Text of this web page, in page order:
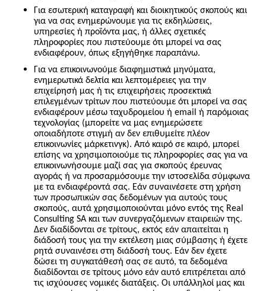
Για εσωτερική καταγραφή και διοικητικούς σκοπούς και
για να σας ενημερώνουμε για τις εκδηλώσεις,
υπηρεσίες ή προϊόντα μας, ή άλλες σχετικές
πληροφορίες που πιστεύουμε ότι μπορεί να σας
ενδιαφέρουν, όπως εξηγήθηκε παραπάνω.
Για να επικοινωνούμε διαφημιστικά μηνύματα,
ενημερωτικά δελτία και λεπτομέρειες για την
επιχείρησή μας ή τις επιχειρήσεις προσεκτικά
επιλεγμένων τρίτων που πιστεύουμε ότι μπορεί να σας
ενδιαφέρουν μέσω ταχυδρομείου ή email ή παρόμοιας
τεχνολογίας (μπορείτε να μας ενημερώσετε
οποιαδήποτε στιγμή αν δεν επιθυμείτε πλέον
επικοινωνίες μάρκετινγκ). Από καιρό σε καιρό, μπορεί
επίσης να χρησιμοποιούμε τις πληροφορίες σας για να
επικοινωνήσουμε μαζί σας για σκοπούς έρευνας
αγοράς ή να προσαρμόσουμε την ιστοσελίδα σύμφωνα
με τα ενδιαφέροντά σας. Εάν συναινέσετε στη χρήση
των προσωπικών σας δεδομένων για αυτούς τους
σκοπούς, αυτά χρησιμοποιούνται μόνο εντός της Real
Consulting SA και των συνεργαζόμενων εταιρειών της.
Δεν διαδίδονται σε τρίτους, εκτός εάν απαιτείται η
διάδοσή τους για την εκτέλεση μιας σύμβασης ή έχετε
ρητά συναινέσει στη διάδοσή τους. Εάν δεν έχετε
δώσει τη συγκατάθεσή σας σε αυτό, τα δεδομένα
διαδίδονται σε τρίτους μόνο εάν αυτό επιτρέπεται από
τις ισχύουσες νομικές διατάξεις. Οι υπάλληλοί μας και